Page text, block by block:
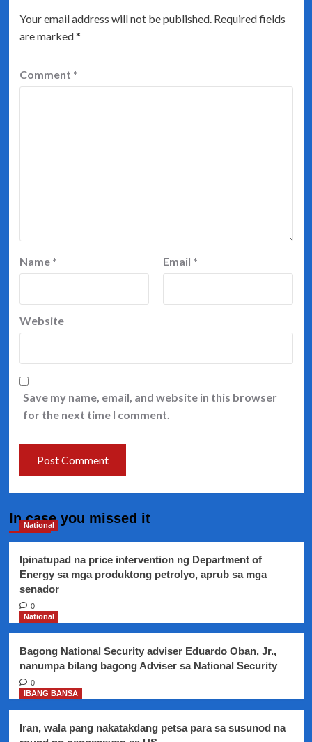
Your email address will not be published. Required fields
are marked*
Comment *
Name * Email *
Website
Save my name, email, and website in this browser
for the next time I comment.
In case you missed it
National
Ipinatupad na price intervention ng Department of
Energy sa mga produktong petrolyo, aprub sa mga
senador
0
National
Bagong National Security adviser Eduardo Oban, Jr.,
nanumpa bilang bagong Adviser sa National Security
0
IBANG BANSA
Iran, wala pang nakatakdang petsa para sa susunod na